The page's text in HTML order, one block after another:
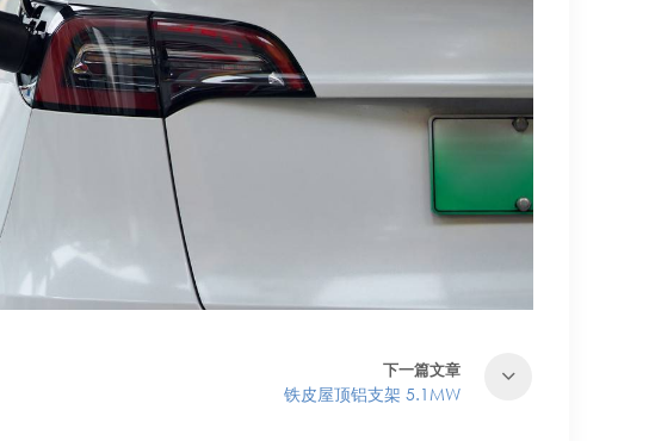
下一篇文章
铁皮屋顶铝支架 5.1MW